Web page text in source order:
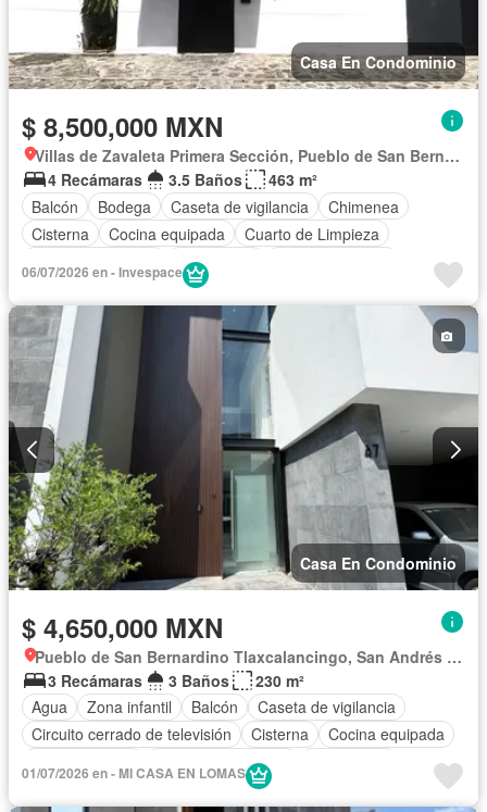
Casa En Condominio
$ 8,500,000 MXN
Villas de Zavaleta Primera Sección, Pueblo de San Bernardino Tlaxcalancingo
4 Recámaras
3.5 Baños
463 m²
Balcón
Bodega Caseta de vigilancia
Chimenea
Cisterna
Cocina equipada
Cuarto de Limpieza
Electricidad
Despacho
Sala polivalente
Seguridad Terraza
06/07/2026 en - Invespace
Casa En Condominio
$ 4,650,000 MXN
Pueblo de San Bernardino Tlaxcalancingo, San Andrés Cholula
3 Recámaras
3 Baños
230 m²
Agua
Zona infantil Balcón
Caseta de vigilancia
Circuito cerrado de televisión
Cisterna
Cocina equipada
Cuarto de Limpieza
Internet
01/07/2026 en - MI CASA EN LOMAS